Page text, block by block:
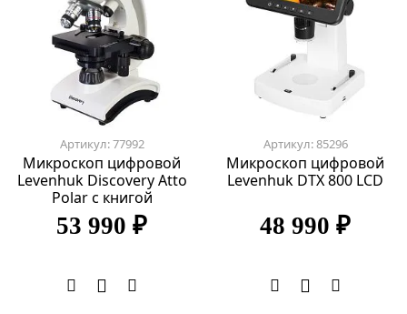
Артикул: 77992
Микроскоп цифровой
Levenhuk Discovery Atto
Polar с книгой
53 990 ₽
Артикул: 85296
Микроскоп цифровой
Levenhuk DTX 800 LCD
48 990 ₽